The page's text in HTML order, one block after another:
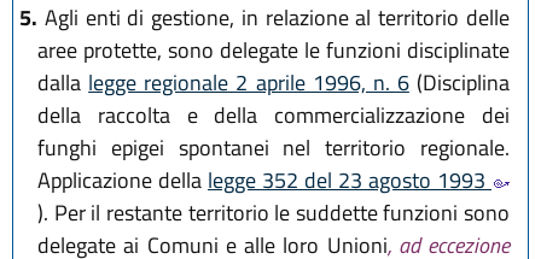
5. Agli enti di gestione, in relazione al territorio delle
aree protette, sono delegate le funzioni disciplinate
dalla legge regionale 2 aprile 1996, n. 6(Disciplina
della raccolta e della commercializzazione dei
funghi epigei spontanei nel territorio regionale.
Applicazione della legge 352 del 23 agosto 1993
). Per il restante territorio le suddette funzioni sono
delegate ai Comuni e alle loro Unioni, ad eccezione